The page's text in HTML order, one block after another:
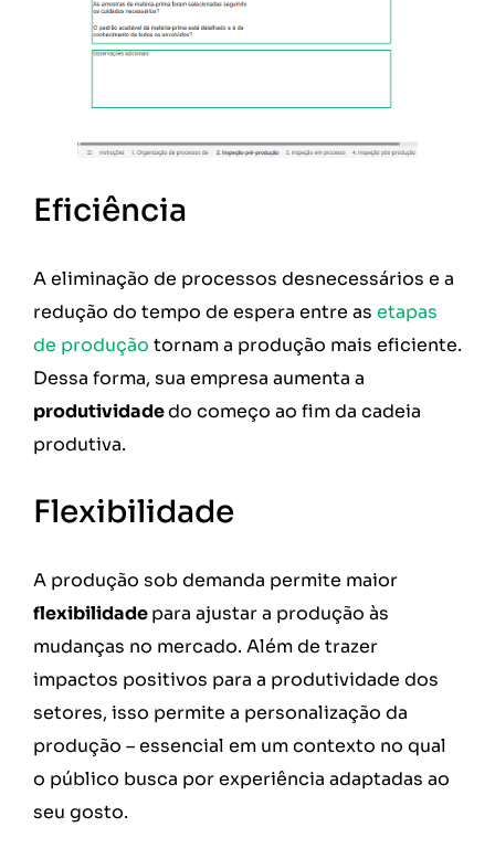
Eficiência
A eliminação de processos desnecessários e a
redução do tempo de espera entre as etapas
de produção tornam a produção mais eficiente.
Dessa forma, sua empresa aumenta a
produtividadedo começo ao fim da cadeia
produtiva.
Flexibilidade
A produção sob demanda permite maior
flexibilidadepara ajustar a produção às
mudanças no mercado. Além de trazer
impactos positivos para a produtividade dos
setores, isso permite a personalização da
produção – essencial em um contexto no qual
o público busca por experiência adaptadas ao
seu gosto.